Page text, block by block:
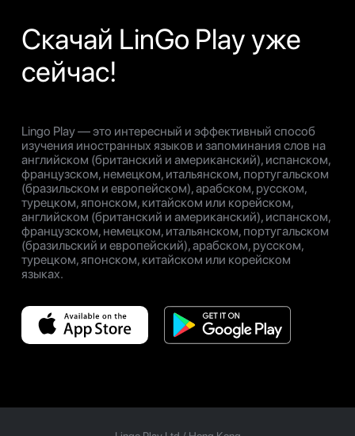
Скачай LinGo Play уже
сейчас!
Lingo Play — это интересный и эффективный способ
изучения иностранных языков и запоминания слов на
английском (британский и американский), испанском,
французском, немецком, итальянском, португальском
(бразильском и европейском), арабском, русском,
турецком, японском, китайском или корейском,
английском (британский и американский), испанском,
французском, немецком, итальянском, португальском
(бразильский и европейский), арабском, русском,
турецком, японском, китайском или корейском
языках.